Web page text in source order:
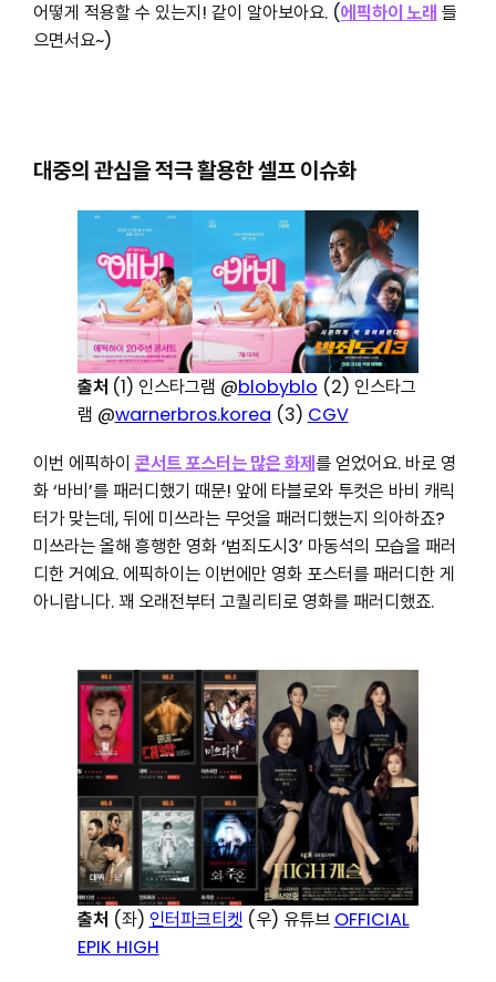
어떻게 적용할 수 있는지! 같이 알아보아요. (에픽하이 노래 들
으면서요~)
대중의 관심을 적극 활용한 셀프 이슈화
출처 (1) 인스타그램 @blobyblo (2) 인스타그
램 @warnerbros.korea (3) CGV
이번 에픽하이 콘서트 포스터는 많은 화제를 얻었어요. 바로 영
화 ‘바비’를 패러디했기 때문! 앞에 타블로와 투컷은 바비 캐릭
터가 맞는데, 뒤에 미쓰라는 무엇을 패러디했는지 의아하죠?
미쓰라는 올해 흥행한 영화 ‘범죄도시3’ 마동석의 모습을 패러
디한 거예요. 에픽하이는 이번에만 영화 포스터를 패러디한 게
아니랍니다. 꽤 오래전부터 고퀄리티로 영화를 패러디했죠.
출처 (좌) 인터파크티켓(우) 유튜브 OFFICIAL
EPIK HIGH